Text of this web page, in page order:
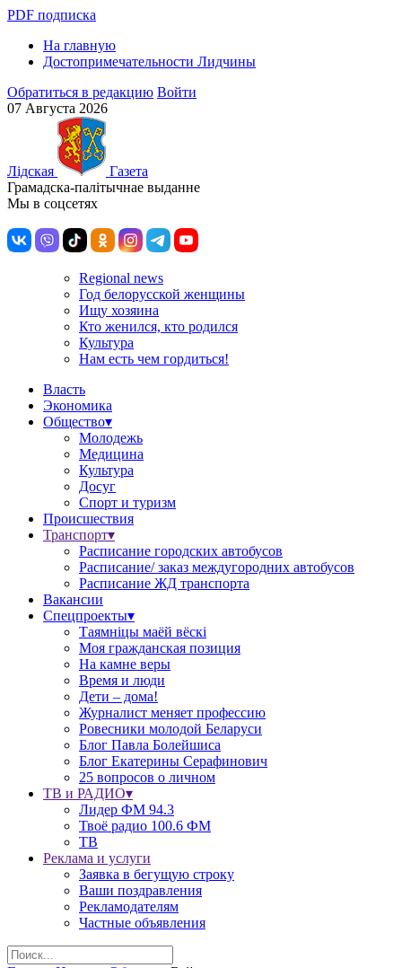
PDF подписка
На главную
Достопримечательности Лидчины
Обратиться в редакцию Войти
07 Августа 2026
Лiдская
Газета
Грамадска-палiтычнае выданне
Мы в соцсетях
Regional news
Год белорусской женщины
Ищу хозяина
Кто женился, кто родился
Культура
Нам есть чем гордиться!
Власть
Экономика
Общество▾
Молодежь
Медицина
Культура
Досуг
Спорт и туризм
Происшествия
Транспорт▾
Расписание городских автобусов
Расписание/ заказ междугородних автобусов
Расписание ЖД транспорта
Вакансии
Спецпроекты▾
Таямніцы маёй вёскі
Моя гражданская позиция
На камне веры
Время и люди
Дети – дома!
Журналист меняет профессию
Ровесники молодой Беларуси
Блог Павла Болейшиса
Блог Екатерины Серафинович
25 вопросов о личном
ТВ и РАДИО▾
Лидер ФМ 94.3
Твоё радио 100.6 ФМ
ТВ
Реклама и услуги
Заявка в бегущую строку
Ваши поздравления
Рекламодателям
Частные объявления